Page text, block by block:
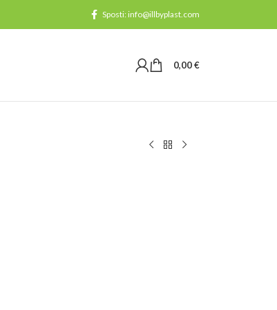
Sposti: info@illbyplast.com
0,00€